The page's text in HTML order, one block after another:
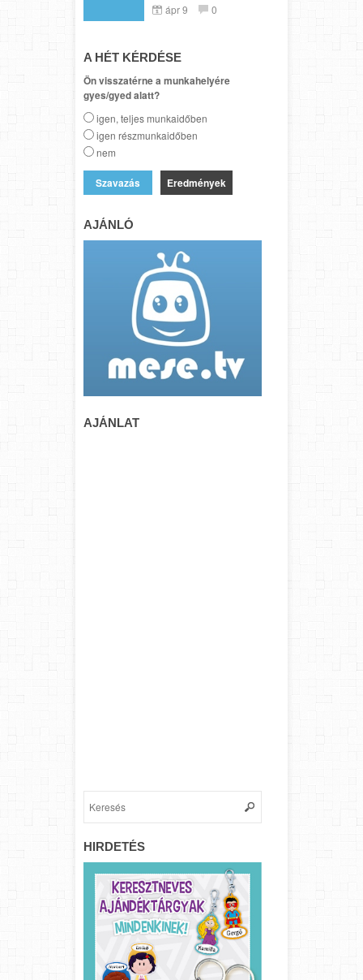
ápr 9 0
A HÉT KÉRDÉSE
Ön visszatérne a munkahelyére
gyes/gyed alatt?
igen, teljes munkaidőben
igen részmunkaidőben
nem
Eredmények
AJÁNLÓ
AJÁNLAT
HIRDETÉS